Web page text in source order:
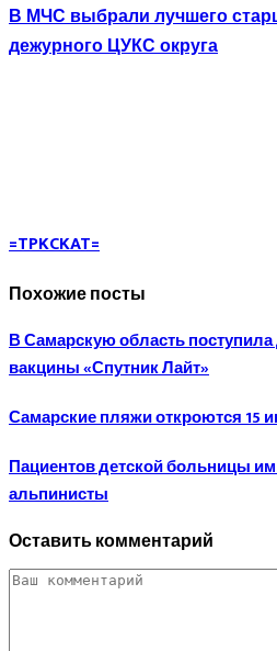
В МЧС выбрали лучшего
дежурного ЦУКС округа
=TPKCKAT=
Похожие посты
В Самарскую область
вакцины «Спутник Лайт»
Самарские пляжи откроются 15
Пациентов детской больницы
альпинисты
Оставить комментарий